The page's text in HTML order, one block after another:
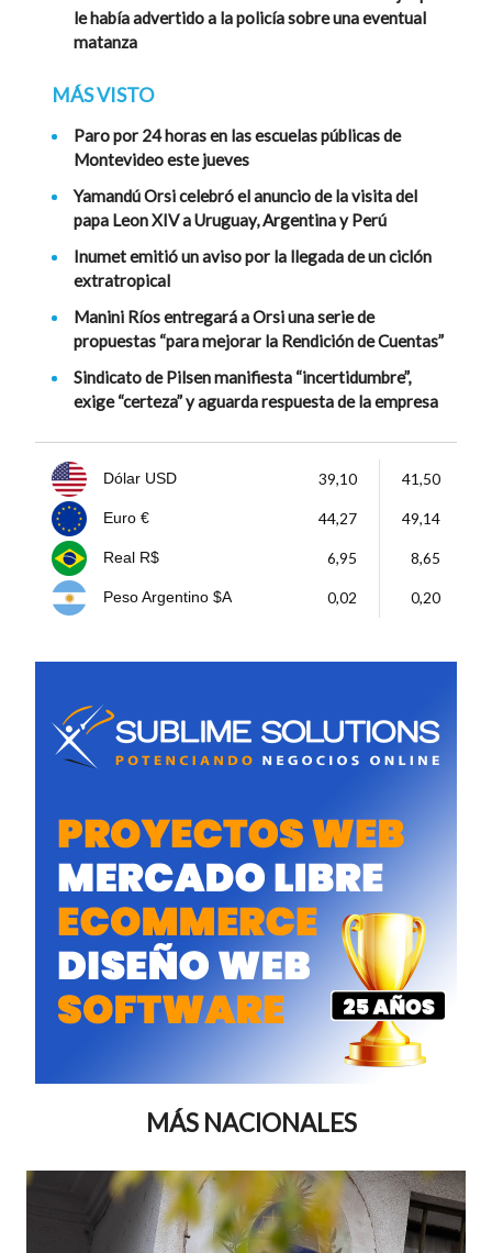
le había advertido a la policía sobre una eventual
matanza
MÁS VISTO
Paro por 24 horas en las escuelas públicas de
Montevideo este jueves
Yamandú Orsi celebró el anuncio de la visita del
papa Leon XIV a Uruguay, Argentina y Perú
Inumet emitió un aviso por la llegada de un ciclón
extratropical
Manini Ríos entregará a Orsi una serie de
propuestas “para mejorar la Rendición de Cuentas”
Sindicato de Pilsen manifiesta “incertidumbre”,
exige “certeza” y aguarda respuesta de la empresa
Dólar USD 39,10 41,50
Euro € 44,27 49,14
Real R$ 6,95 8,65
Peso Argentino $A 0,02 0,20
MÁS NACIONALES